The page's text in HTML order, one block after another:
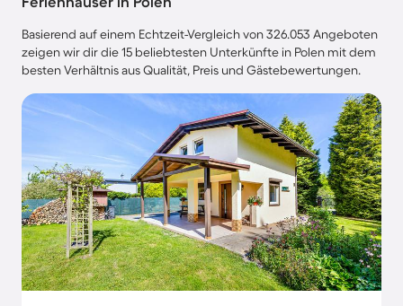
Basierend auf einem Echtzeit-Vergleich von 326.053 Angeboten
zeigen wir dir die 15 beliebtesten Unterkünfte in Polen mit dem
besten Verhältnis aus Qualität, Preis und Gästebewertungen.